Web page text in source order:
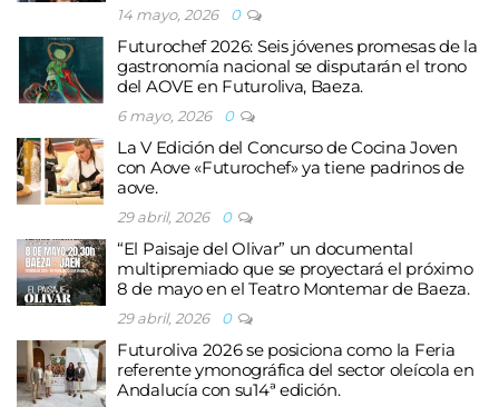
14 mayo, 2026 0
Futurochef 2026: Seis jóvenes promesas de la
gastronomía nacional se disputarán el trono
del AOVE en Futuroliva, Baeza.
6 mayo, 2026 0
La V Edición del Concurso de Cocina Joven
con Aove «Futurochef» ya tiene padrinos de
aove.
29 abril, 2026 0
“El Paisaje del Olivar” un documental
multipremiado que se proyectará el próximo
8 de mayo en el Teatro Montemar de Baeza.
29 abril, 2026 0
Futuroliva 2026 se posiciona como la Feria
referente ymonográfica del sector oleícola en
Andalucía con su14ª edición.